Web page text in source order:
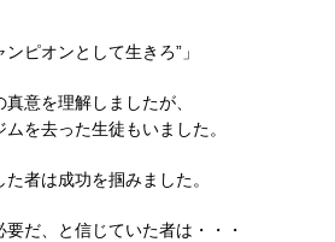
ピオンとして生きろ”」
意を理解しましたが、
を去った生徒もいました。
者は成功を掴みました。
だ、と信じていた者は・・・